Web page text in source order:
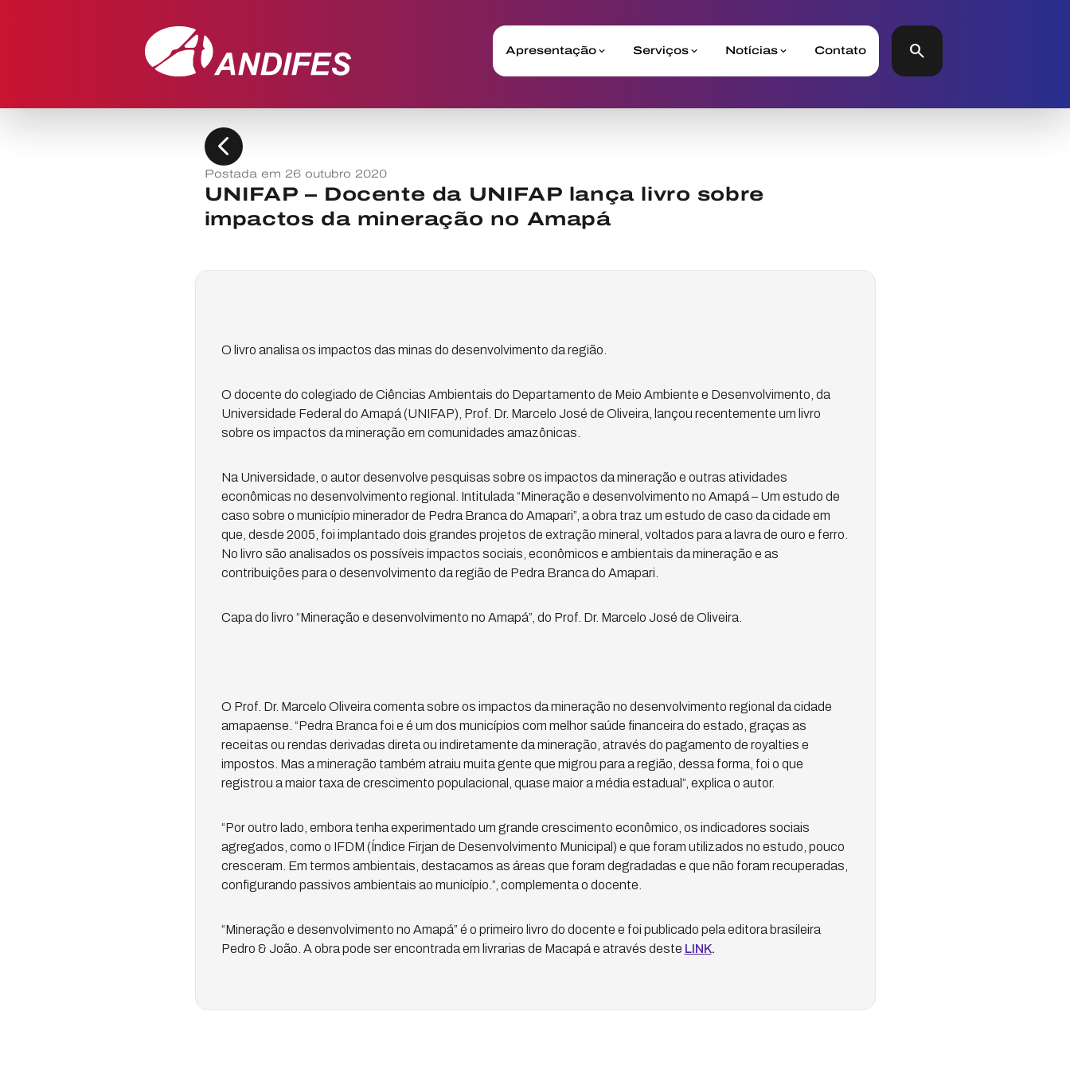
Apresentação Serviços Notícias Contato search
chevron_left
Postada em 26 outubro 2020
UNIFAP – Docente da UNIFAP lança livro sobre
impactos da mineração no Amapá
O livro analisa os impactos das minas do desenvolvimento da região.
O docente do colegiado de Ciências Ambientais do Departamento de Meio Ambiente e Desenvolvimento, da
Universidade Federal do Amapá (UNIFAP), Prof. Dr. Marcelo José de Oliveira, lançou recentemente um livro
sobre os impactos da mineração em comunidades amazônicas.
Na Universidade, o autor desenvolve pesquisas sobre os impactos da mineração e outras atividades
econômicas no desenvolvimento regional. Intitulada “Mineração e desenvolvimento no Amapá – Um estudo de
caso sobre o município minerador de Pedra Branca do Amapari”, a obra traz um estudo de caso da cidade em
que, desde 2005, foi implantado dois grandes projetos de extração mineral, voltados para a lavra de ouro e ferro.
No livro são analisados os possíveis impactos sociais, econômicos e ambientais da mineração e as
contribuições para o desenvolvimento da região de Pedra Branca do Amapari.
Capa do livro “Mineração e desenvolvimento no Amapá”, do Prof. Dr. Marcelo José de Oliveira.
O Prof. Dr. Marcelo Oliveira comenta sobre os impactos da mineração no desenvolvimento regional da cidade
amapaense. “Pedra Branca foi e é um dos municípios com melhor saúde financeira do estado, graças as
receitas ou rendas derivadas direta ou indiretamente da mineração, através do pagamento de royalties e
impostos. Mas a mineração também atraiu muita gente que migrou para a região, dessa forma, foi o que
registrou a maior taxa de crescimento populacional, quase maior a média estadual”, explica o autor.
“Por outro lado, embora tenha experimentado um grande crescimento econômico, os indicadores sociais
agregados, como o IFDM (Índice Firjan de Desenvolvimento Municipal) e que foram utilizados no estudo, pouco
cresceram. Em termos ambientais, destacamos as áreas que foram degradadas e que não foram recuperadas,
configurando passivos ambientais ao município.”, complementa o docente.
“Mineração e desenvolvimento no Amapá” é o primeiro livro do docente e foi publicado pela editora brasileira
Pedro & João. A obra pode ser encontrada em livrarias de Macapá e através deste LINK.